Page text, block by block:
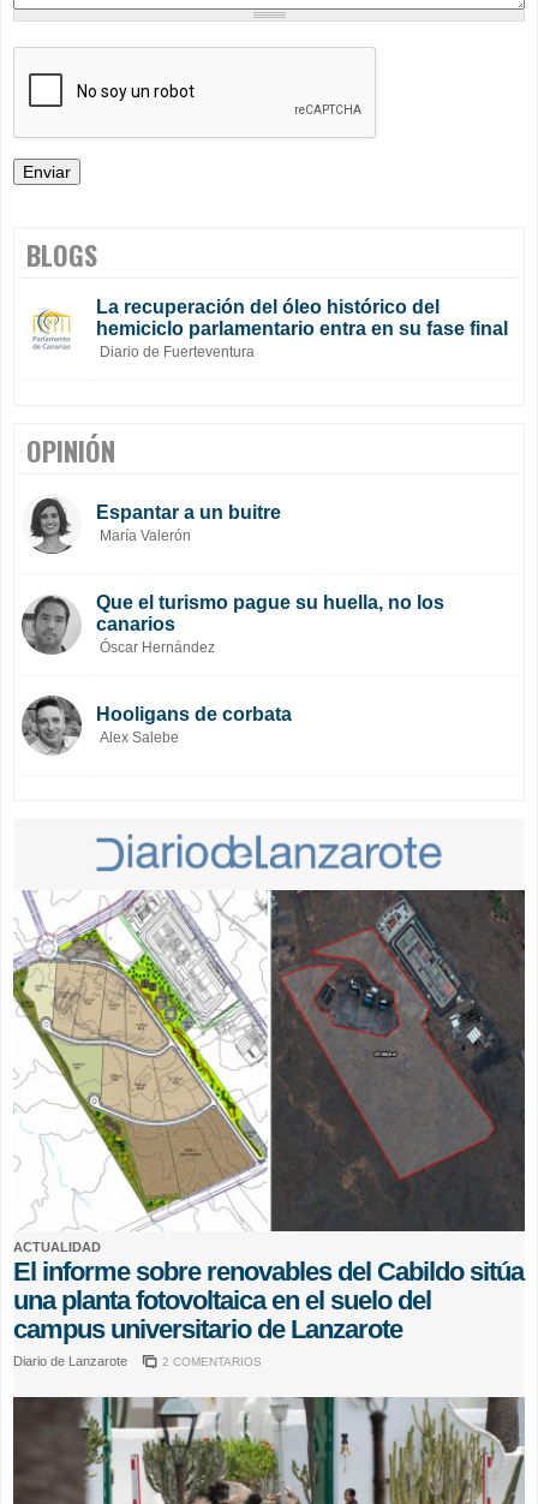
BLOGS
La recuperación del óleo histórico del
hemiciclo parlamentario entra en su fase final
Diario de Fuerteventura
OPINIÓN
Espantar a un buitre
María Valerón
Que el turismo pague su huella, no los
canarios
Óscar Hernández
Hooligans de corbata
Alex Salebe
ACTUALIDAD
El informe sobre renovables del Cabildo sitúa
una planta fotovoltaica en el suelo del
campus universitario de Lanzarote
Diario de Lanzarote 2 COMENTARIOS